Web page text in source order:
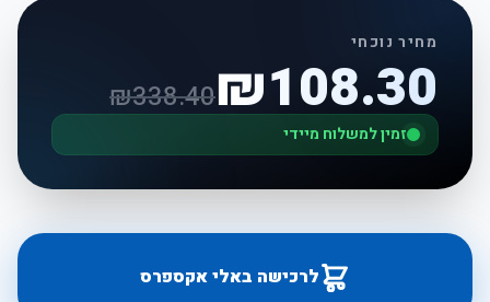
מחיר נוכחי
₪108.30
₪338.40
זמין למשלוח מיידי
לרכישה באלי אקספרס